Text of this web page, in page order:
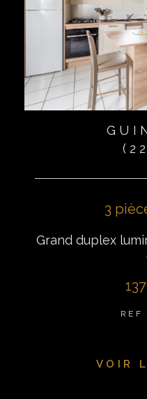
3
Grand duplex
VOIR